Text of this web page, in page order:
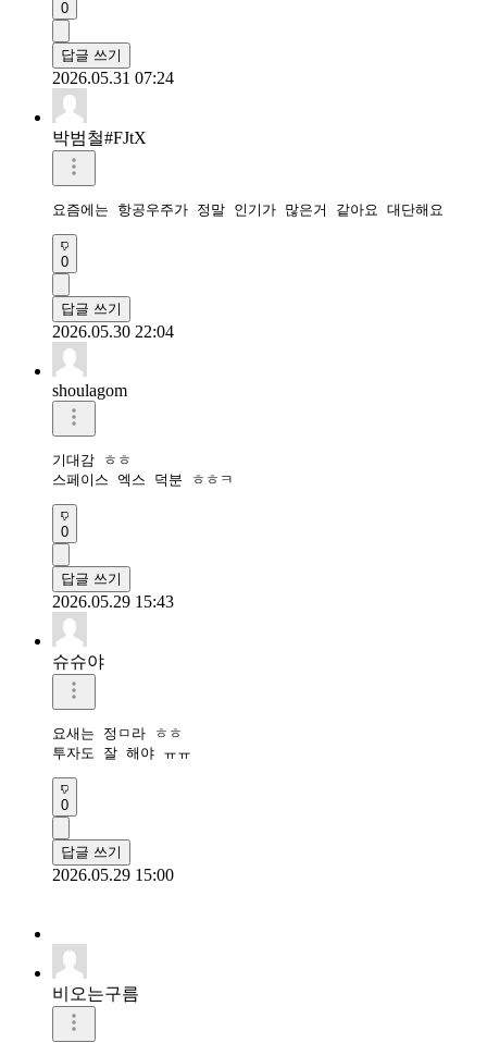
0
답글 쓰기
2026.05.31 07:24
박범철#FJtX
요즘에는 항공우주가 정말 인기가 많은거 같아요 대단해요
0
답글 쓰기
2026.05.30 22:04
shoulagom
기대감 ㅎㅎ
스페이스 엑스 덕분 ㅎㅎㅋ
0
답글 쓰기
2026.05.29 15:43
슈슈야
요새는 정ㅁ라 ㅎㅎ
투자도 잘 해야 ㅠㅠ
0
답글 쓰기
2026.05.29 15:00
비오는구름